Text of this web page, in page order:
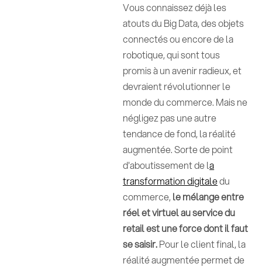
Vous connaissez déjà les
atouts du Big Data, des objets
connectés ou encore de la
robotique, qui sont tous
promis à un avenir radieux, et
devraient révolutionner le
monde du commerce. Mais ne
négligez pas une autre
tendance de fond, la réalité
augmentée. Sorte de point
d'aboutissement de la
transformation digitaledu
commerce,le mélange entre
réel et virtuel au service du
retail est une force dont il faut
se saisir.Pour le client final, la
réalité augmentée permet de